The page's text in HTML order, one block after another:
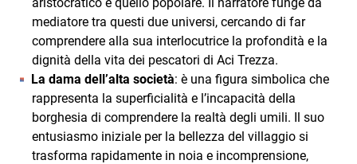
mediatore tra questi due universi, cercando di far
comprendere alla sua interlocutrice la profondità e la
dignità della vita dei pescatori di Aci Trezza.
La dama dell’alta società: è una figura simbolica che
rappresenta la superficialità e l’incapacità della
borghesia di comprendere la realtà degli umili. Il suo
entusiasmo iniziale per la bellezza del villaggio si
trasforma rapidamente in noia e incomprensione,